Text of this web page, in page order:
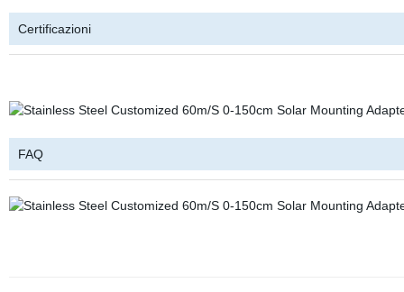
Certificazioni
FAQ